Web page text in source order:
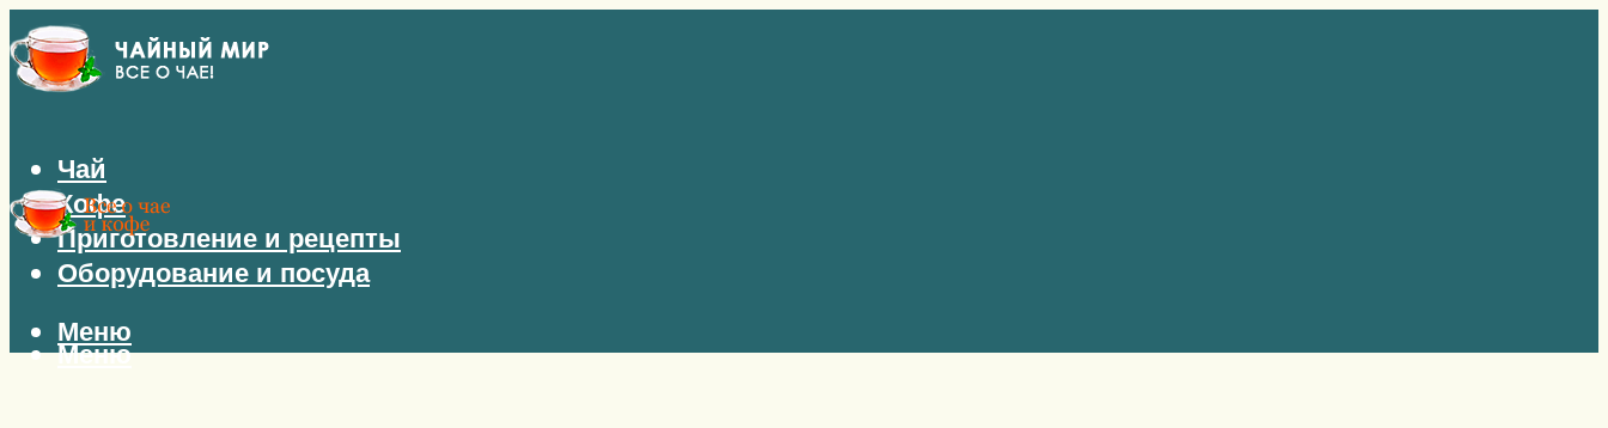
Чай
Кофе
Приготовление и рецепты
Оборудование и посуда
Меню
Меню